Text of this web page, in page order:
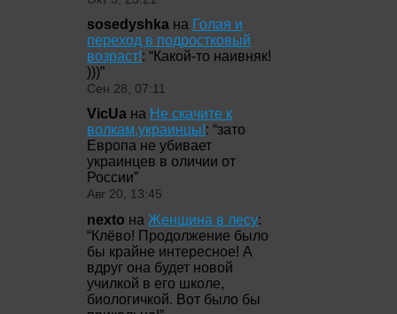
sosedyshka на Голая и
переход в подростковый
возраст!: “Какой-то наивняк!
)))”
Сен 28, 07:11
VicUa на Не скачите к
волкам,украинцы!: “зато
Европа не убивает
украинцев в оличии от
России”
Авг 20, 13:45
nexto на Женщина в лесу:
“Клёво! Продолжение было
бы крайне интересное! А
вдруг она будет новой
училкой в его школе,
биологичкой. Вот было бы